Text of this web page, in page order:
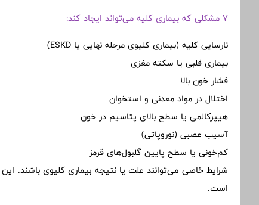
7 مشکلی که بیماری کلیه می‌تواند ایجاد کند:
نارسایی کلیه (بیماری کلیوی مرحله نهایی یا ESKD)
بیماری قلبی یا سکته مغزی
فشار خون بالا
اختلال در مواد معدنی و استخوان
هیپرکالمی یا سطح بالای پتاسیم در خون
آسیب عصبی (نوروپاتی)
کم‌خونی یا سطح پایین گلبول‌های قرمز
شرایط خاصی می‌توانند علت یا نتیجه بیماری کلیوی باشند.
است.